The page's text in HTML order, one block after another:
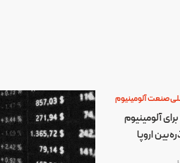
صنعت آلومینیوم
آلومینیوم
اروپا